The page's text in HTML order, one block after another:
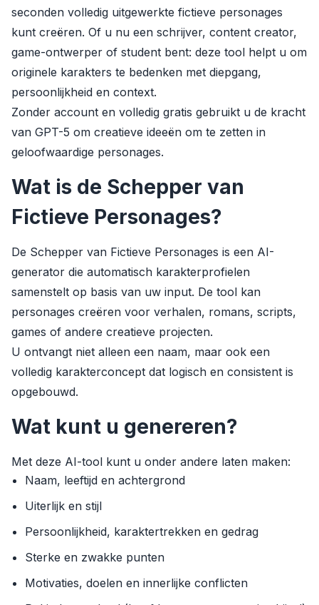
seconden volledig uitgewerkte fictieve personages
kunt creëren. Of u nu een schrijver, content creator,
game-ontwerper of student bent: deze tool helpt u om
originele karakters te bedenken met diepgang,
persoonlijkheid en context.
Zonder account en volledig gratis gebruikt u de kracht
van GPT-5 om creatieve ideeën om te zetten in
geloofwaardige personages.
Wat is de Schepper van
Fictieve Personages?
De Schepper van Fictieve Personages is een AI-
generator die automatisch karakterprofielen
samenstelt op basis van uw input. De tool kan
personages creëren voor verhalen, romans, scripts,
games of andere creatieve projecten.
U ontvangt niet alleen een naam, maar ook een
volledig karakterconcept dat logisch en consistent is
opgebouwd.
Wat kunt u genereren?
Met deze AI-tool kunt u onder andere laten maken:
Naam, leeftijd en achtergrond
Uiterlijk en stijl
Persoonlijkheid, karaktertrekken en gedrag
Sterke en zwakke punten
Motivaties, doelen en innerlijke conflicten